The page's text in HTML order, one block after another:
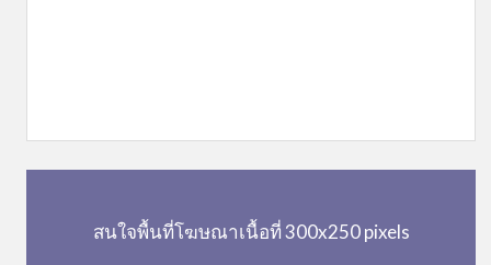
สนใจพื้นที่โฆษณาเนื้อที่ 300x250 pixels